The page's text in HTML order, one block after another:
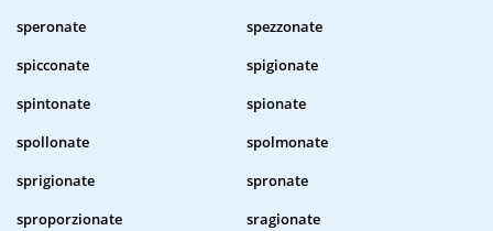
speronate
spezzonate
spicconate
spigionate
spintonate
spionate
spollonate
spolmonate
sprigionate
spronate
sproporzionate
sragionate